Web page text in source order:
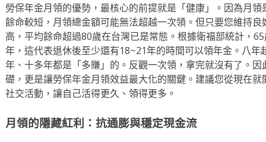
勞保年金月領的優勢，最核心的前提就是「健康」。因為月
餘命較短，月領總金額可能無法超越一次領。但只要您維持
高，平均餘命超過80歲在台灣已是常態。根據衛福部統計，
年，這代表退休後至少還有18~21年的時間可以領年金。八年
年、十多年都是「多賺」的。反觀一次領，拿完就沒有了。
礎，更是讓勞保年金月領效益最大化的關鍵。建議您從現在
社交活動，讓自己活得更久、領得更多。
月領的隱藏紅利：抗通膨與穩定現金流